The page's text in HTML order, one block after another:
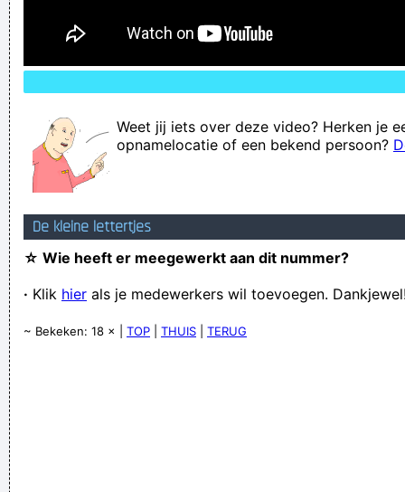
Weet jij iets over deze video? Herken je
opnamelocatie of een bekend persoon?
De kleine lettertjes
☆ Wie heeft er meegewerkt aan dit nummer?
· Klik hier als je medewerkers wil toevoegen.
~ Bekeken: 18 × | TOP THUIS TERUG